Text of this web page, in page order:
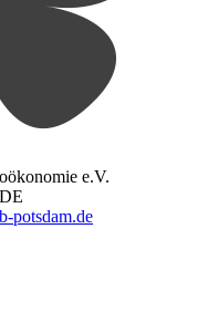
e.V.
potsdam.de